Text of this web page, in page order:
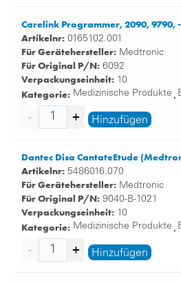
Carelink Programmer, 2090, 9790,
Artikelnr: 0165102.001
Für Gerätehersteller: Medtronic
Für Original P/N: 6092
Verpackungseinheit: 10
Kategorie: Medizinische Produkte ,
Hinzufügen
Dantec Disa CantateEtude
Artikelnr: 5486016.070
Für Gerätehersteller: Medtronic
Für Original P/N: 9040-B-1021
Verpackungseinheit: 10
Kategorie: Medizinische Produkte ,
Hinzufügen